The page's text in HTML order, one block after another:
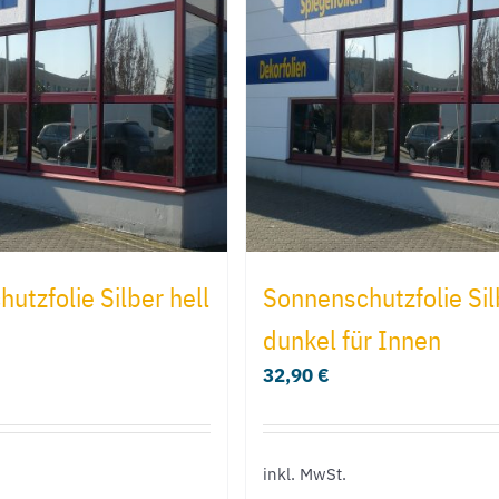
auf.
Die
Optionen
können
auf
der
Produktseite
werden
auf.
Die
Optionen
können
auf
der
werden
Silber hell
Sonnenschutzfolie
dunkel für Innen
32,90€
inkl. MwSt.